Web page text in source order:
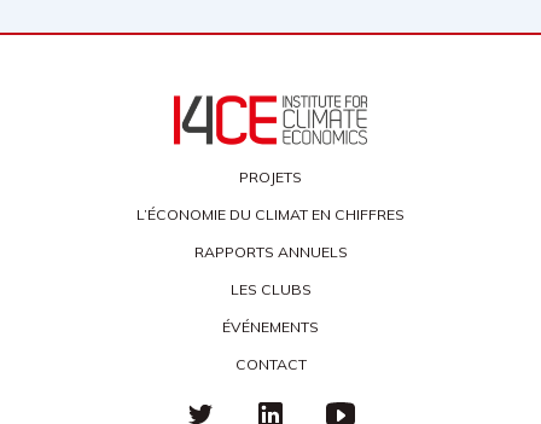
PROJETS
L’ÉCONOMIE DU CLIMAT EN CHIFFRES
RAPPORTS ANNUELS
LES CLUBS
ÉVÉNEMENTS
CONTACT